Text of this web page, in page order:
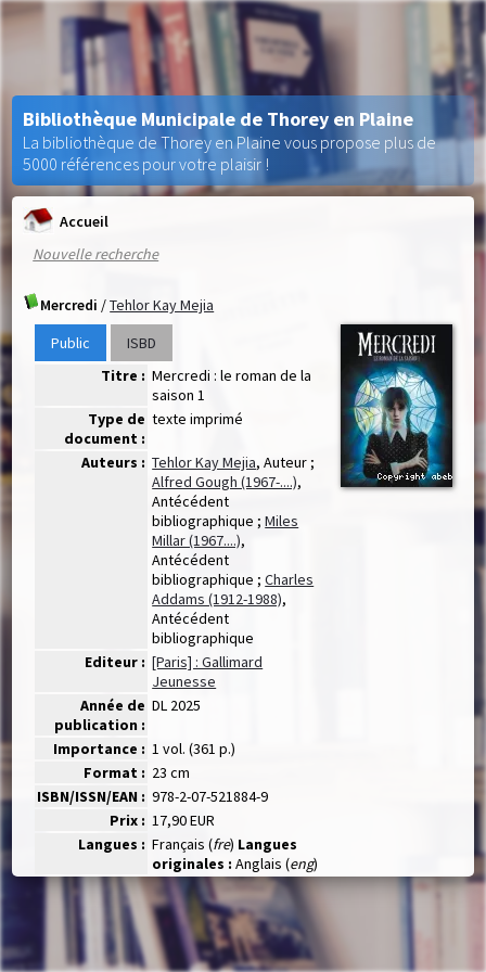
Accueil
Nouvelle recherche
Mercredi /Tehlor Kay Mejia
Public
ISBD
Titre : Mercredi : le roman de la
saison 1
Type de
document :
texte imprimé
Auteurs : Tehlor Kay Mejia, Auteur ;
Alfred Gough (1967-....),
Antécédent
bibliographique ;Miles
Millar (1967....),
Antécédent
bibliographique ;Charles
Addams (1912-1988),
Antécédent
bibliographique
Editeur : [Paris] : Gallimard
Jeunesse
Année de
publication :
DL 2025
Importance : 1 vol. (361 p.)
Format : 23 cm
ISBN/ISSN/EAN : 978-2-07-521884-9
Prix : 17,90 EUR
Langues : Français (fre) Langues
originales : Anglais (eng)
Résumé : "Parfois, quand je touche
quelque chose ou
quelqu'un, j'entrevois
des scènes violentes du
passé ou du futur. Je ne
Bibliothèque Municipale de Thorey en Plaine
La bibliothèque de Thorey en Plaine vous propose plus de
5000 références pour votre plaisir !